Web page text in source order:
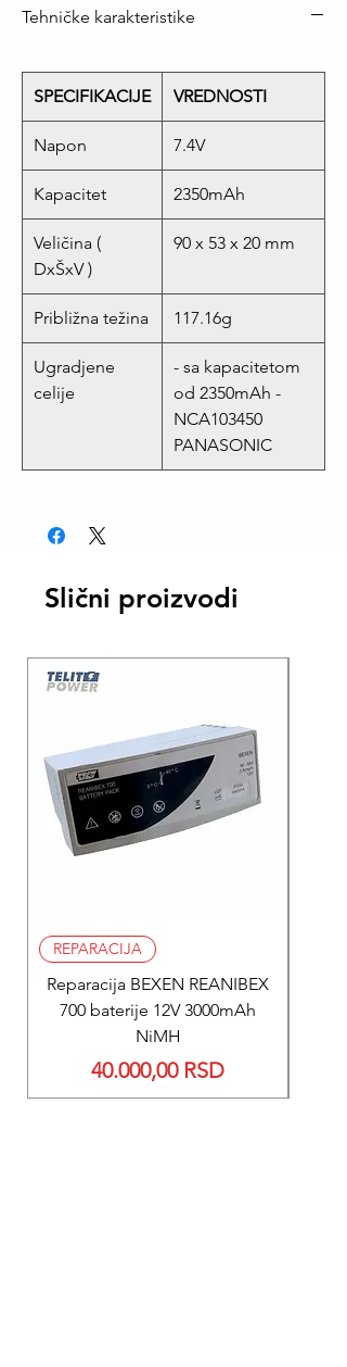
Tehničke karakteristike
SPECIFIKACIJE VREDNOSTI
Napon 7.4V
Kapacitet 2350mAh
Veličina (
DxŠxV )
90 x 53 x 20 mm
Približna težina 117.16g
Ugradjene
celije
- sa kapacitetom
od 2350mAh -
NCA103450
PANASONIC
Slični proizvodi
REPARACIJA
Reparacija BEXEN REANIBEX
700 baterije 12V 3000mAh
NiMH
Price
40.000,00 RSD